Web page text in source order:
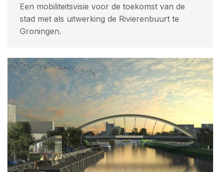
Een mobiliteitsvisie voor de toekomst van de
stad met als uitwerking de Rivierenbuurt te
Groningen.